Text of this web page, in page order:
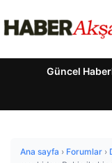
Güncel
Ana sayfa › Forumlar ›